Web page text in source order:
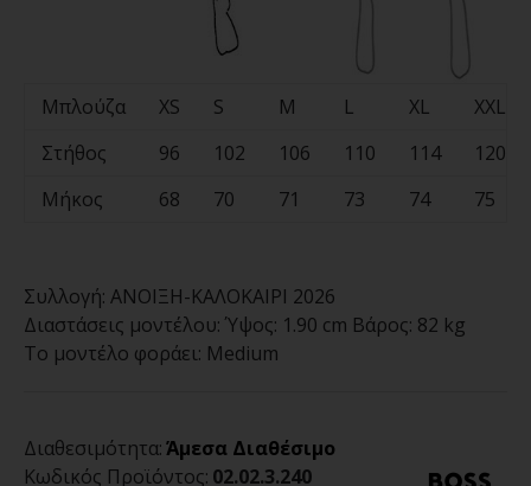
Μπλούζα XS S M L XL
XXL
Στήθος
96 102 106 110 114
120
Μήκος
68 70 71 73 74 75
Συλλογή: ΑΝΟΙΞΗ-ΚΑΛΟΚΑΙΡΙ 2026
Διαστάσεις μοντέλου: Ύψος: 1.90 cm Βάρος: 82 kg
Το μοντέλο φοράει: Medium
Διαθεσιμότητα:Άμεσα Διαθέσιμο
Κωδικός Προϊόντος: 02.02.3.240